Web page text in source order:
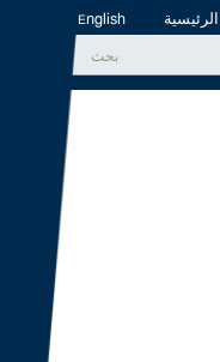
English الرئيسية
استمارة البحث
‏بحث ‏